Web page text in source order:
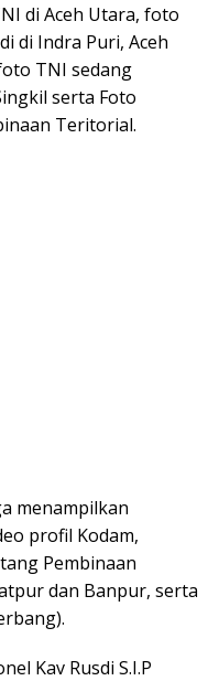
di Aceh Utara, foto
di Indra Puri, Aceh
TNI sedang
serta Foto
Teritorial.
menampilkan
profil Kodam,
Pembinaan
dan Banpur, serta
Kav Rusdi S.I.P